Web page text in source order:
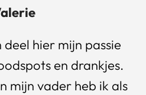
deel hier mijn passie
en drankjes.
mijn vader heb ik als